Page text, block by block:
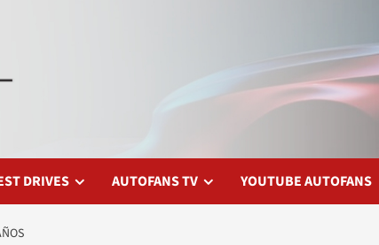
DRIVES AUTOFANS TV YOUTUBE AUTOFANS